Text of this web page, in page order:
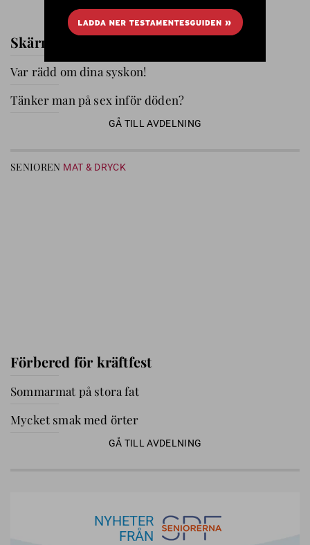
Skärmfri tid med barnbarnen
Var rädd om dina syskon!
Tänker man på sex inför döden?
GÅ TILL AVDELNING
SENIOREN MAT & DRYCK
Förbered för kräftfest
Sommarmat på stora fat
Mycket smak med örter
GÅ TILL AVDELNING
NYHETER
FRÅN